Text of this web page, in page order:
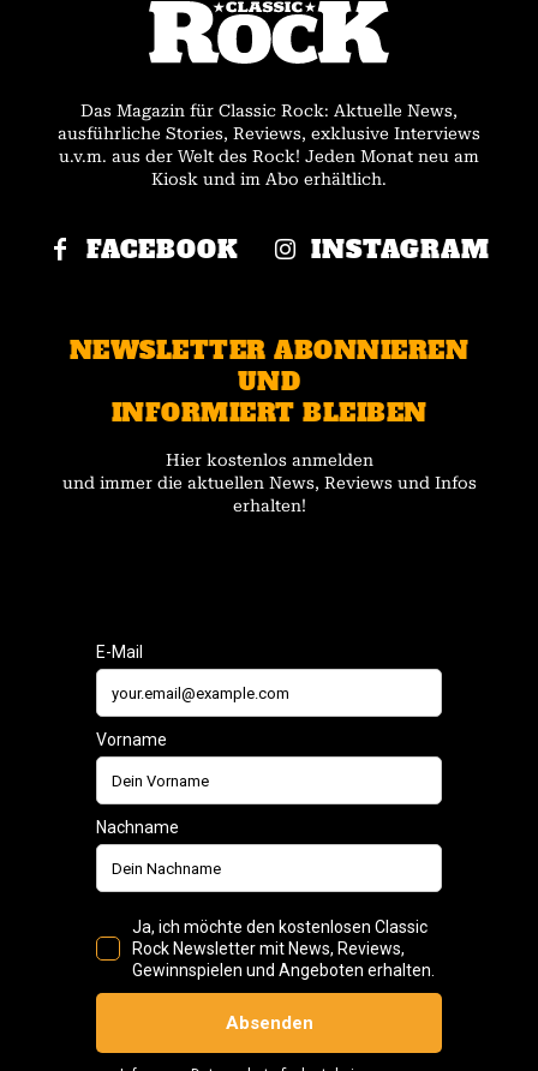
Das Magazin für Classic Rock: Aktuelle News,
ausführliche Stories, Reviews, exklusive Interviews
u.v.m. aus der Welt des Rock! Jeden Monat neu am
Kiosk und im Abo erhältlich.
FACEBOOK INSTAGRAM
NEWSLETTER ABONNIEREN
UND
INFORMIERT BLEIBEN
Hier kostenlos anmelden
und immer die aktuellen News, Reviews und Infos
erhalten!